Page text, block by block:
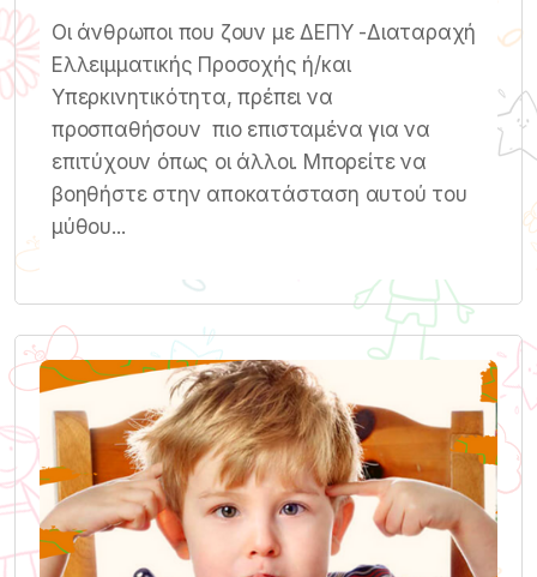
Οι άνθρωποι που ζουν με ΔΕΠΥ -Διαταραχή
Ελλειμματικής Προσοχής ή/και
Υπερκινητικότητα, πρέπει να
προσπαθήσουν πιο επισταμένα για να
επιτύχουν όπως οι άλλοι. Μπορείτε να
βοηθήστε στην αποκατάσταση αυτού του
μύθου...